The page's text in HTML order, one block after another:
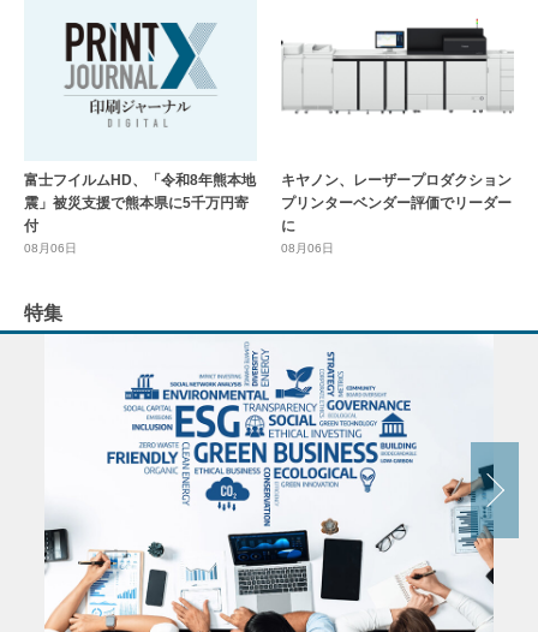
富士フイルムHD、「令和8年熊本地
震」被災支援で熊本県に5千万円寄
付
08月06日
キヤノン、レーザープロダクション
プリンターベンダー評価でリーダー
に
08月06日
特集